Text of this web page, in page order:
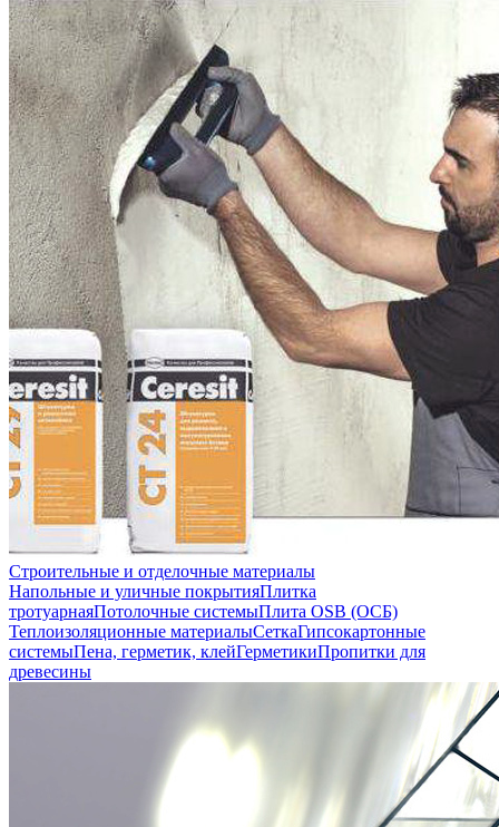
Строительные и отделочные материалы
Напольные и уличные покрытияПлитка
тротуарнаяПотолочные системыПлита OSB (ОСБ)
Теплоизоляционные материалыСеткаГипсокартонные
системыПена, герметик, клейГерметикиПропитки для
древесины